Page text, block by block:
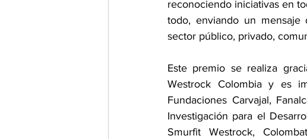
reconociendo iniciativas en
todo, enviando un mensaje
sector público, privado,
Este premio se realiza
Westrock Colombia y es
Fundaciones Carvajal,
Investigación para el
Smurfit Westrock,